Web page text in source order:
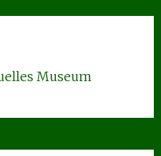
Museum